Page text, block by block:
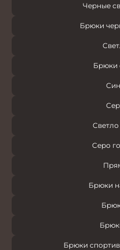
Черные
Брюки
Брюки
Серо
Брюки
Брюки